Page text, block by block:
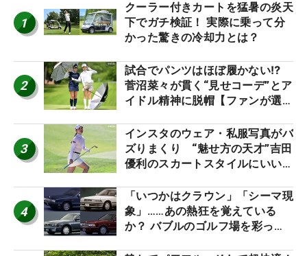
1
クーラー付きカートを猛暑の炎天
下でガチ検証！ 実際に乗って分
かった驚きの冷却力とは？
2
試合でパンツはほぼ履かない⁉
菅沼菜々が貫く“見せコーデ”とア
イドル精神に脱帽【ファンが選ぶ
3
インスタのウェア・私服写真がバ
ズりまくり “魅せ方の天才”吉田
優利のスカートスタイルにいい
4
「いつかはクラウン」「シーマ現
象」……あの熱狂を覚えている
か？ バブルのゴルフ場を彩った